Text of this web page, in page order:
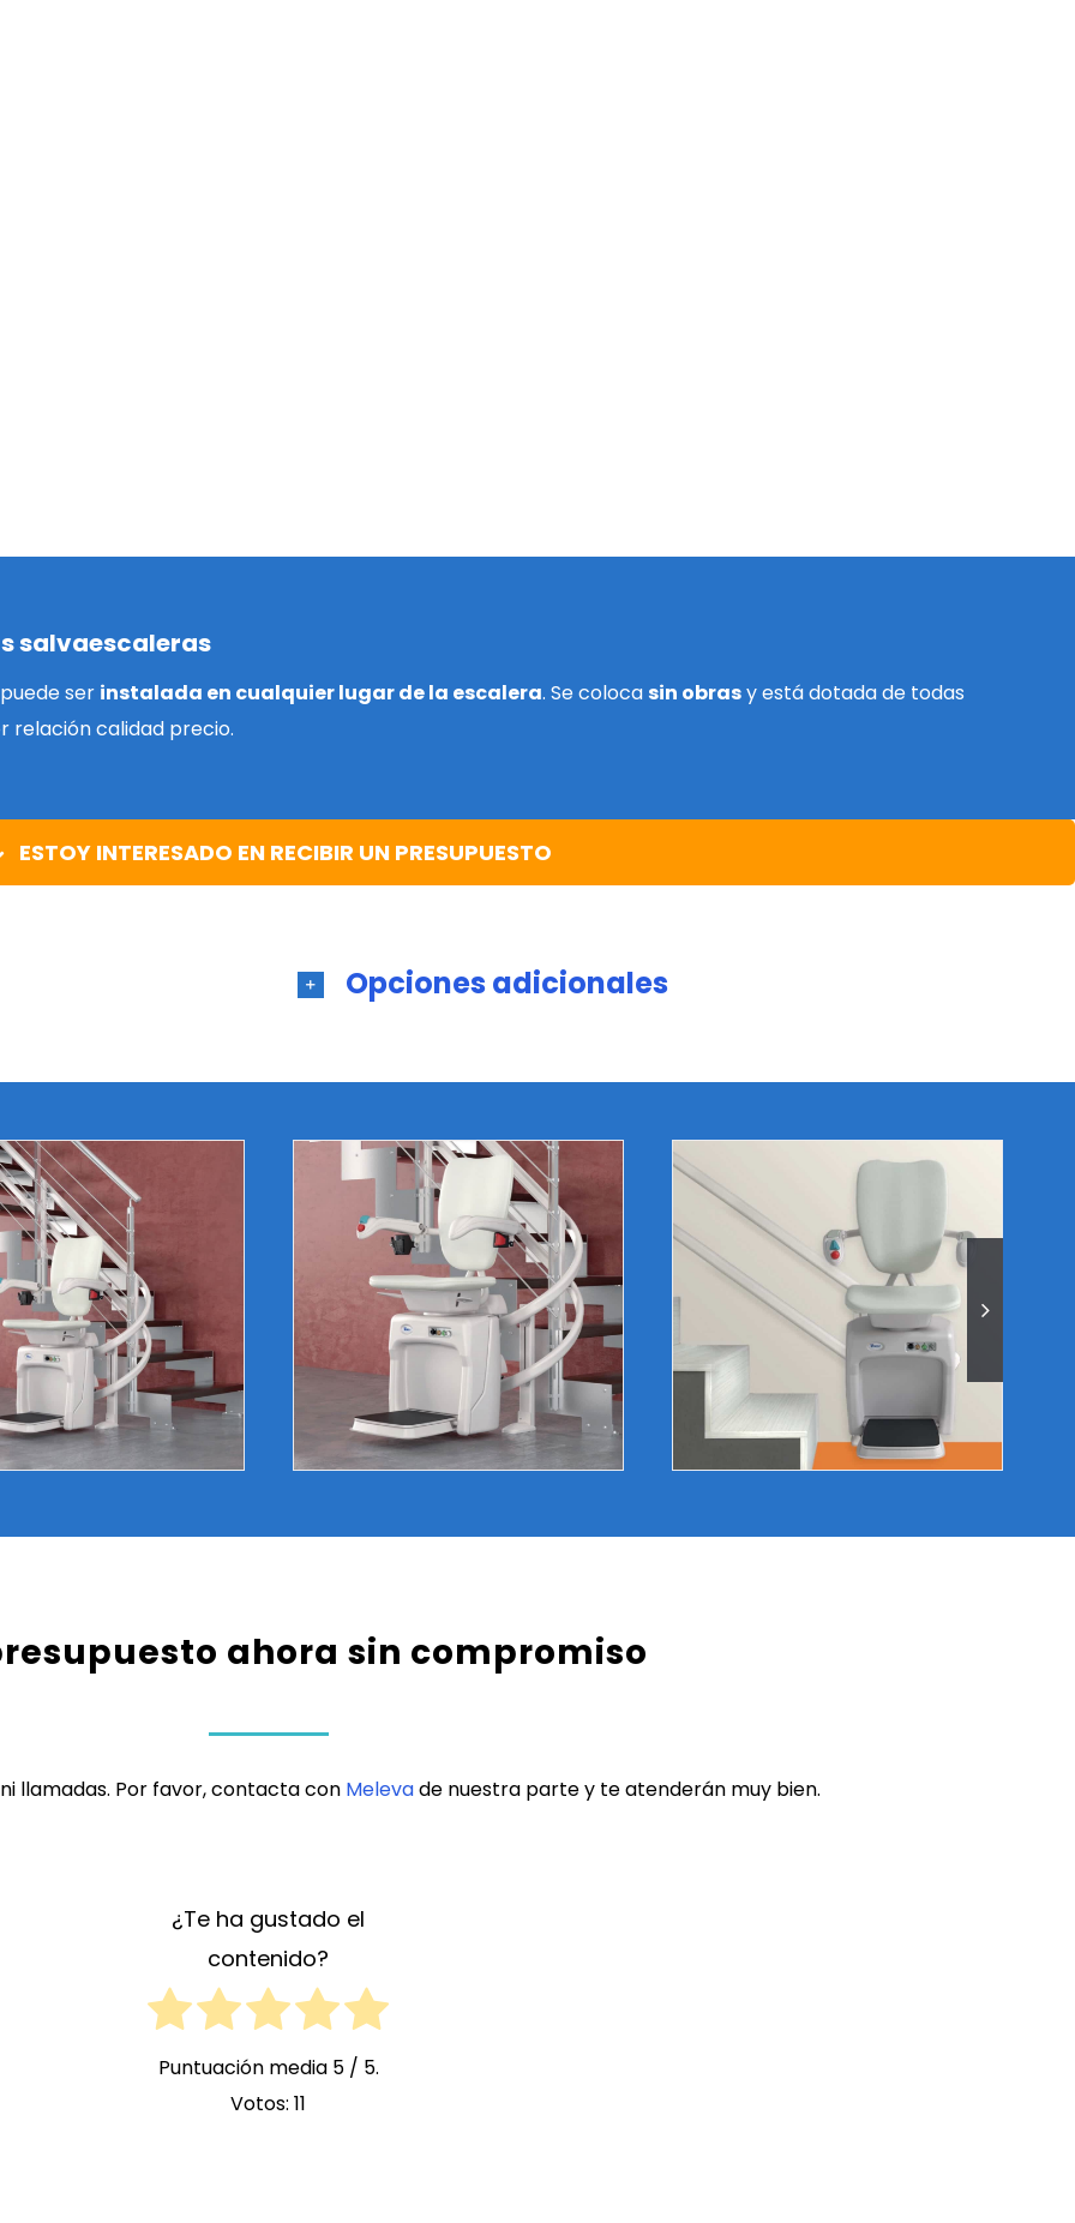
salvaescaleras
ser instalada en cualquier lugar de la escalera. Se colocasin obrasy está dotada de todas
relación calidad precio.
ESTOY INTERESADO EN RECIBIR UN PRESUPUESTO
Opciones adicionales
ahora sin compromiso
llamadas. Por favor, contacta con Melevade nuestra parte y te atenderán muy bien.
¿Te ha gustado el
contenido?
Puntuación media 5/ 5.
Votos:11